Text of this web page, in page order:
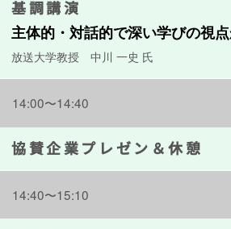
基調講演
主体的・対話的で深い学びの視
放送大学教授 中川 一史 氏
14:00〜14:40
協賛企業プレゼン＆休憩
14:40〜15:10